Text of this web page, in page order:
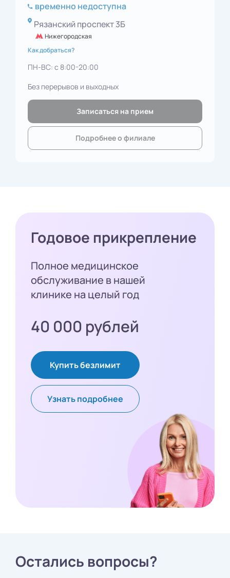
временно недоступна
Рязанский проспект 3Б
Нижегородская
Как добраться?
ПН-ВС: с 8:00-20:00
Без перерывов и выходных
Записаться на прием
Подробнее о филиале
Годовое прикрепление
Полное медицинское
обслуживание в нашей
клинике на целый год
40 000 рублей
Купить безлимит
Узнать подробнее
Остались вопросы?